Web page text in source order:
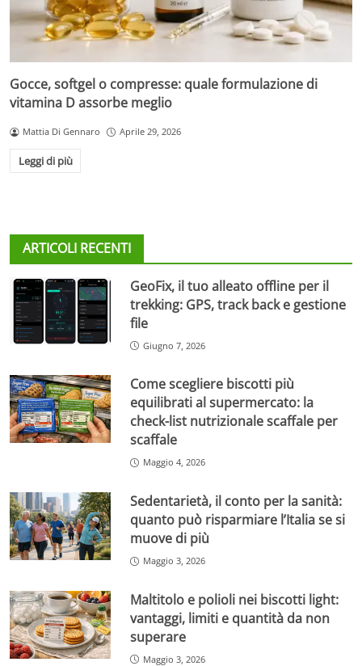
Gocce, softgel o compresse: quale formulazione di
vitamina D assorbe meglio
Mattia Di Gennaro Aprile 29, 2026
Leggi di più
ARTICOLI RECENTI
GeoFix, il tuo alleato offline per il
trekking: GPS, track back e gestione
file
Giugno 7, 2026
Come scegliere biscotti più
equilibrati al supermercato: la
check-list nutrizionale scaffale per
scaffale
Maggio 4, 2026
Sedentarietà, il conto per la sanità:
quanto può risparmiare l’Italia se si
muove di più
Maggio 3, 2026
Maltitolo e polioli nei biscotti light:
vantaggi, limiti e quantità da non
superare
Maggio 3, 2026